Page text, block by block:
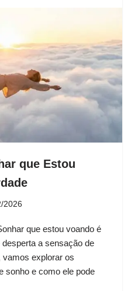
que Estou
2026
que estou voando é
a sensação de
vamos explorar os
sonho e como ele pode